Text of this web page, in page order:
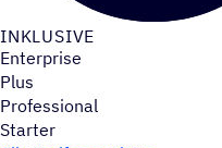
INKLU­SIVE
Enterprise
Plus
Professional
Starter